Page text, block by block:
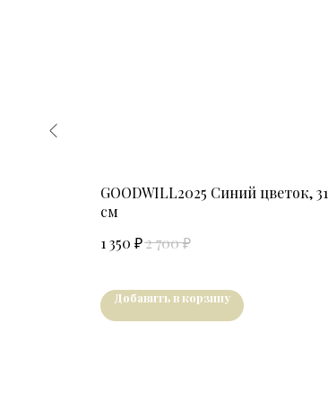
GOODWILL2025 Синий цветок, 31
см
1 350 ₽2 700₽
Добавить в корзину